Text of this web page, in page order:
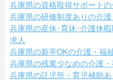
兵庫県の資格取得サポートの
兵庫県の研修制度ありの介護
兵庫県の産休･育休･介護休
求人
兵庫県の新卒OKの介護・福
兵庫県の残業少なめの介護・
兵庫県の託児所・育児補助